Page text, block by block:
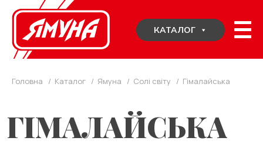
Skip
content
КАТАЛОГ
Головна / Каталог / Ямуна / Солі світу / Гімалайська
ГІМАЛАЙСЬКА